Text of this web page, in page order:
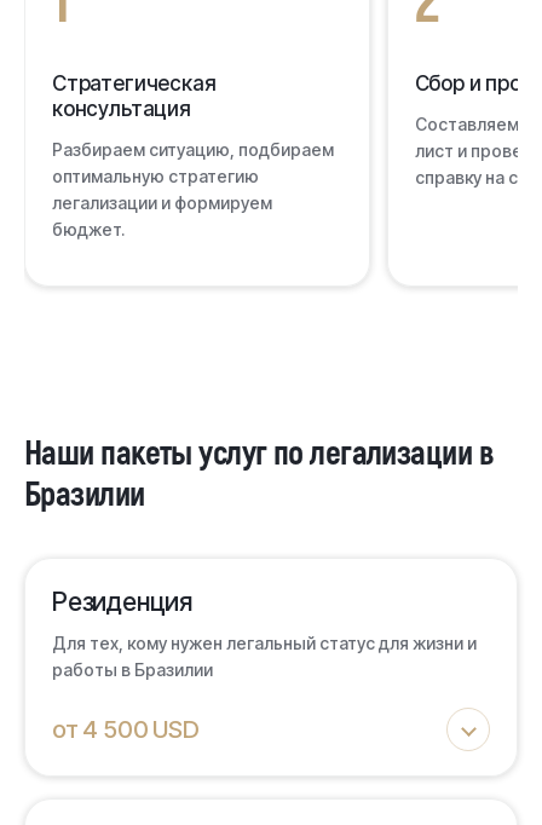
Стратегическая
консультация
Разбираем ситуацию, подбираем
оптимальную стратегию
легализации и формируем
бюджет.
Сбор и
Составляем
лист и
справку на
Наши пакеты услуг по легализации в
Бразилии
Резиденция
Для тех, кому нужен легальный статус для жизни и
работы в Бразилии
от 4 500 USD